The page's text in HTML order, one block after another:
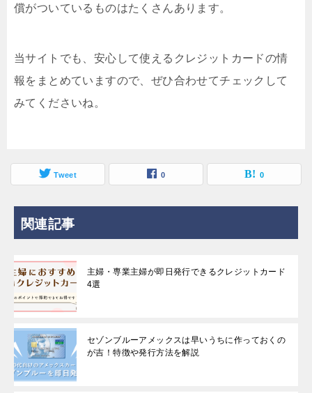
償がついているものはたくさんあります。
当サイトでも、安心して使えるクレジットカードの情
報をまとめていますので、ぜひ合わせてチェックして
みてくださいね。
Tweet 0 0
関連記事
主婦・専業主婦が即日発行できるクレジットカード
4選
セゾンブルーアメックスは早いうちに作っておくの
が吉！特徴や発行方法を解説